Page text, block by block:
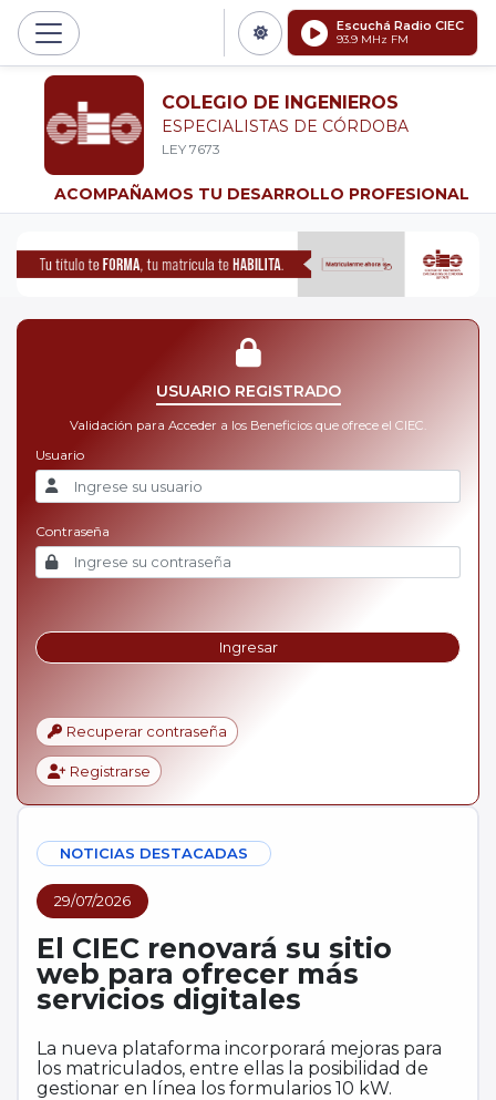
Escuchá Radio CIEC
93.9 MHz FM
COLEGIO DE INGENIEROS
ESPECIALISTAS DE CÓRDOBA
LEY 7673
ACOMPAÑAMOS TU DESARROLLO PROFESIONAL
NOTICIAS DESTACADAS
29/07/2026
El CIEC renovará su sitio
web para ofrecer más
servicios digitales
La nueva plataforma incorporará mejoras para
los matriculados, entre ellas la posibilidad de
gestionar en línea los formularios 10 kW.
USUARIO REGISTRADO
Validación para Acceder a los Beneficios que ofrece el CIEC.
Usuario
Contraseña
Ingresar
Recuperar contraseña
Registrarse